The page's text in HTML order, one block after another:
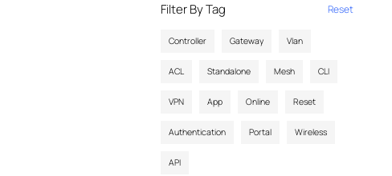
Filter By Tag Reset
Controller Gateway Vlan
ACL Standalone Mesh CLI
VPN App Online Reset
Authentication Portal Wireless
API